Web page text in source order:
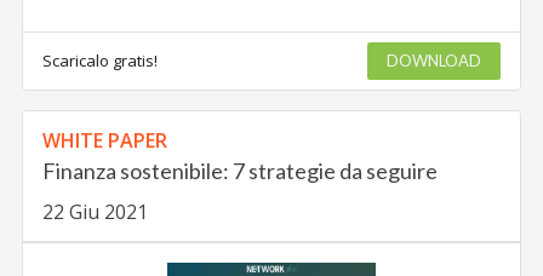
Scaricalo gratis! DOWNLOAD
WHITE PAPER
Finanza sostenibile: 7 strategie da seguire
22 Giu 2021